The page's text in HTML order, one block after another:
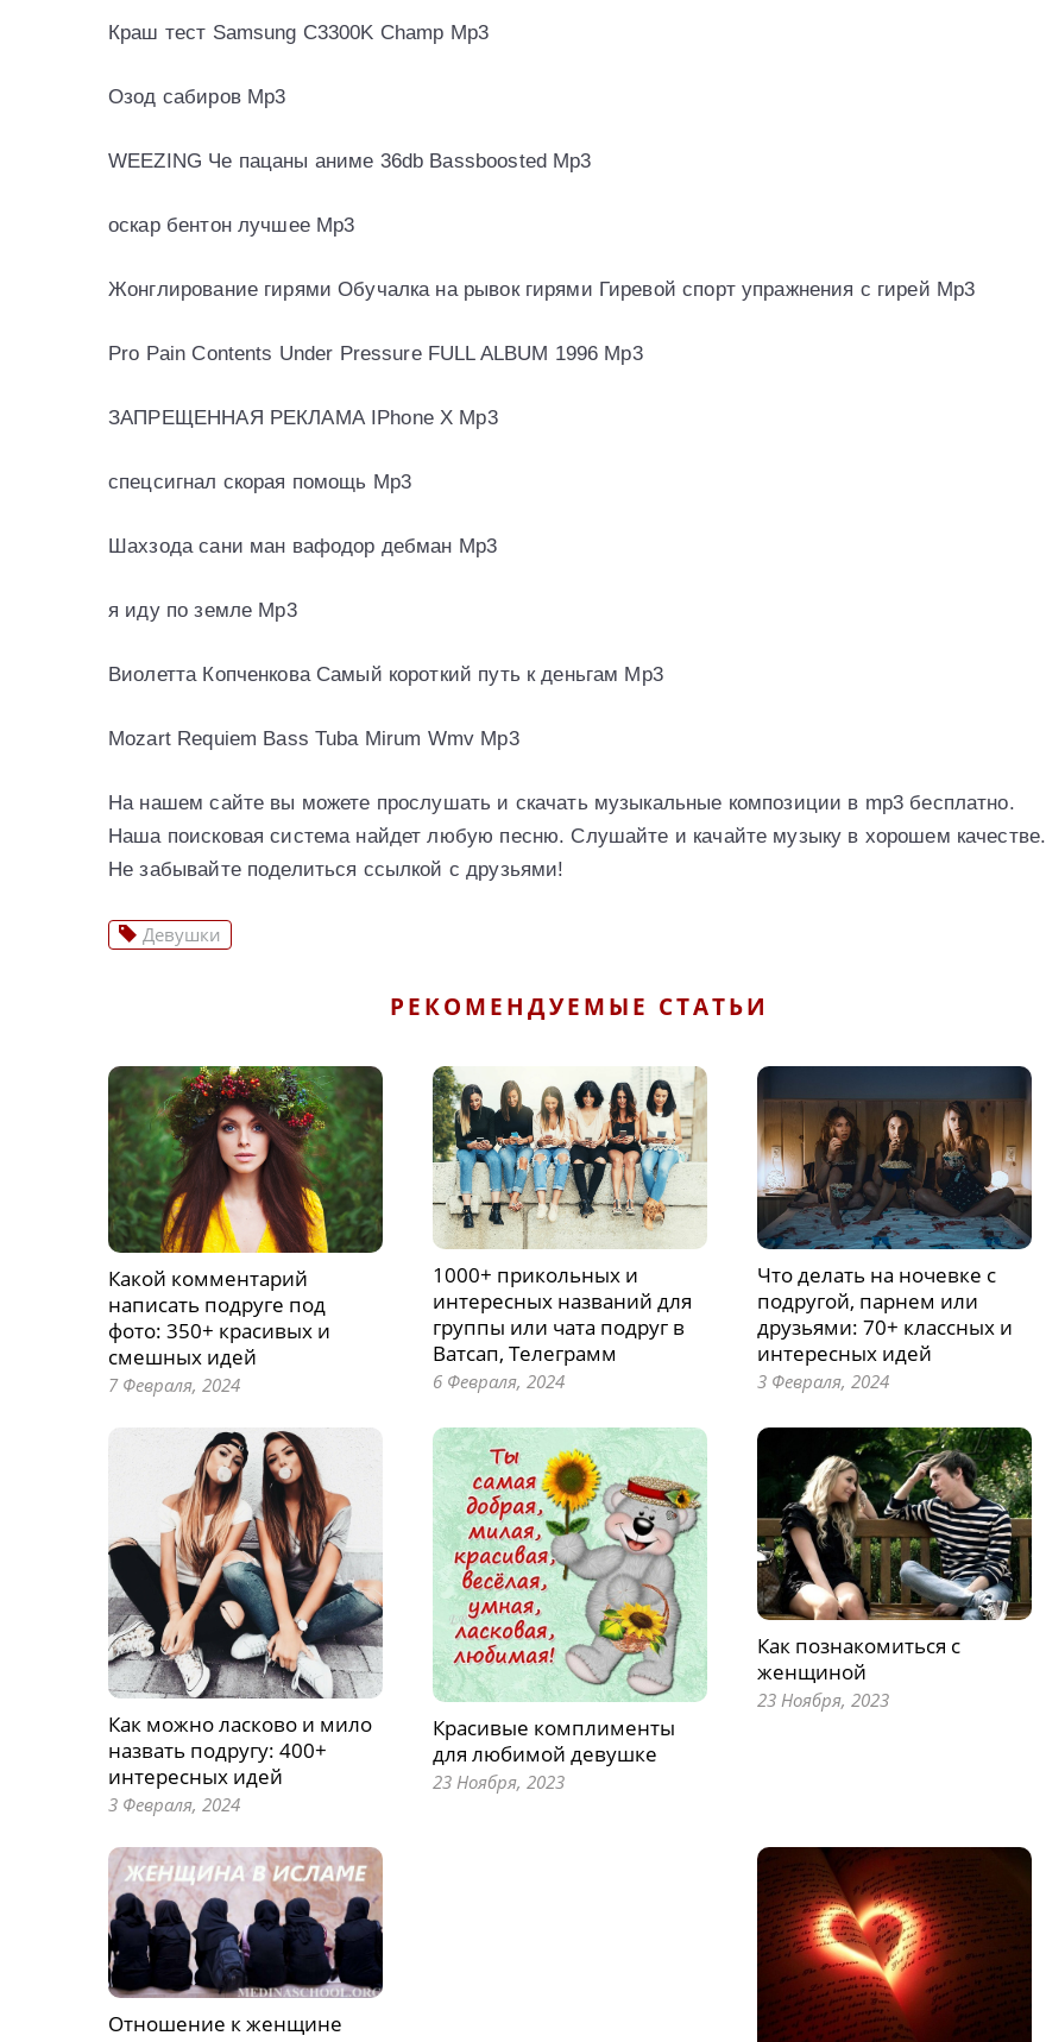
Краш тест Samsung C3300K Champ Mp3
Озод сабиров Mp3
WEEZING Че пацаны аниме 36db Bassboosted Mp3
оскар бентон лучшее Mp3
Жонглирование гирями Обучалка на рывок гирями Гиревой спорт упражнения с гирей Mp3
Pro Pain Contents Under Pressure FULL ALBUM 1996 Mp3
ЗАПРЕЩЕННАЯ РЕКЛАМА IPhone X Mp3
спецсигнал скорая помощь Mp3
Шахзода сани ман вафодор дебман Mp3
я иду по земле Mp3
Виолетта Копченкова Самый короткий путь к деньгам Mp3
Mozart Requiem Bass Tuba Mirum Wmv Mp3
На нашем сайте вы можете прослушать и скачать музыкальные композиции в mp3 бесплатно.
Наша поисковая система найдет любую песню. Слушайте и качайте музыку в хорошем качестве.
Не забывайте поделиться ссылкой с друзьями!
Девушки
РЕКОМЕНДУЕМЫЕ СТАТЬИ
Какой комментарий
написать подруге под
фото: 350+ красивых и
смешных идей
7 Февраля, 2024
1000+ прикольных и
интересных названий для
группы или чата подруг в
Ватсап, Телеграмм
6 Февраля, 2024
Что делать на ночевке с
подругой, парнем или
друзьями: 70+ классных и
интересных идей
3 Февраля, 2024
Как можно ласково и мило
назвать подругу: 400+
интересных идей
3 Февраля, 2024
Красивые комплименты
для любимой девушке
23 Ноября, 2023
Как познакомиться с
женщиной
23 Ноября, 2023
Отношение к женщине